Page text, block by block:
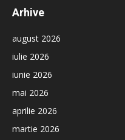
Arhive
august 2026
iulie 2026
iunie 2026
mai 2026
aprilie 2026
martie 2026